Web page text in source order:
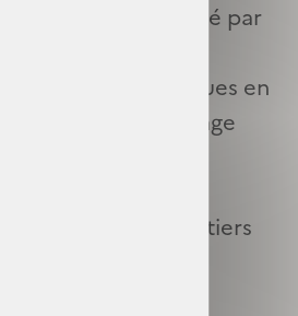
le service proposé par
fournir certains
spécifiques en
sur la page
clés de la
solidaire. Ces
des cookies tiers
par ce service,
les acceptez.